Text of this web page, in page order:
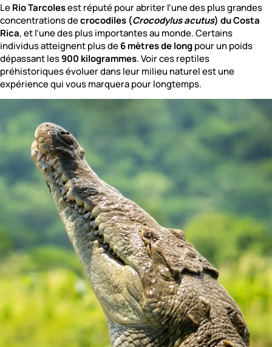
LeRio Tarcolesest réputé pour abriter l’une des plus grandes
concentrations decrocodiles (Crocodylus acutus) du Costa
Rica, et l’une des plus importantes au monde. Certains
individus atteignent plus de6 mètres de longpour un poids
dépassant les900 kilogrammes. Voir ces reptiles
préhistoriques évoluer dans leur milieu naturel est une
expérience qui vous marquera pour longtemps.